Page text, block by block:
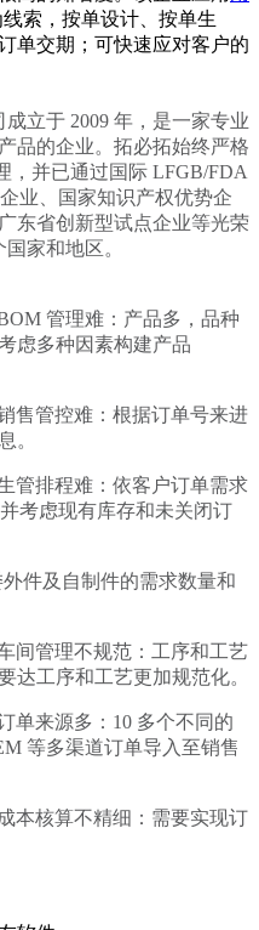
索，按单设计、按单生
单交期；可快速应对客户的
立于 2009 年，是一家专业
品的企业。拓必拓始终严格
，并已通过国际 LFGB/FDA
企业、国家知识产权优势企
东省创新型试点企业等光荣
家和地区。
管理难：产品多，品种
虑多种因素构建产品
售管控难：根据订单号来进
。
管排程难：依客户订单需求
考虑现有库存和未关闭订
外件及自制件的需求数量和
间管理不规范：工序和工艺
达工序和工艺更加规范化。
单来源多：10 多个不同的
等多渠道订单导入至销售
本核算不精细：需要实现订